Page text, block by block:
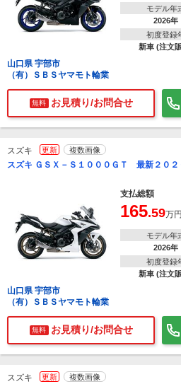
モデル年
2026年
初度登録
新車 (注文
山口県 宇部市
（有）ＳＢＳヤマモト輪業
無料 お見積り/お問合せ
スズキ 更新 複数画像
スズキ ＧＳＸ－Ｓ１０００ＧＴ 最新２０２
支払総額
165.59万円
モデル年
2026年
初度登録
新車 (注文
山口県 宇部市
（有）ＳＢＳヤマモト輪業
無料 お見積り/お問合せ
スズキ 更新 複数画像